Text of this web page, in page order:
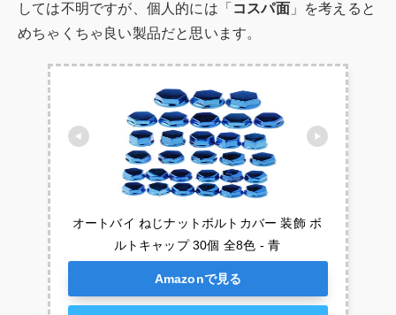
しては不明ですが、個人的には「 コスパ面」を考えると
めちゃくちゃ良い製品だと思います。
オートバイ ねじナットボルトカバー 装飾 ボ
ルトキャップ 30個 全8色 - 青
Amazonで見る